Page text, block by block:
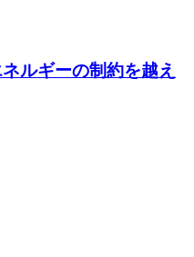
ルギーの制約を越え